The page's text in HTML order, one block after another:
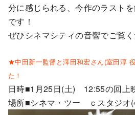
分に感じられる、今作のラスト
です！
ぜひシネマシティの音響でご覧く
★中田新一監督と澤田和宏さん(室田淳
た！
日時■1月25日(土) 12:55の回上
場所■シネマ・ツー ｃスタジオ